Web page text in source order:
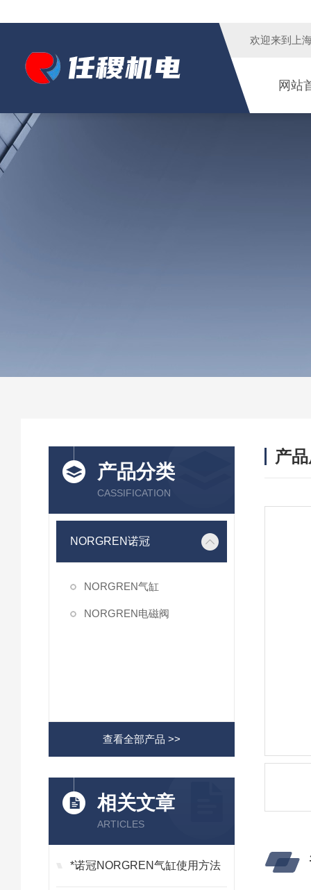
欢迎来到 上
网站
产品分类
CASSIFICATION
NORGREN诺冠
NORGREN气缸
NORGREN电磁阀
查看全部产品 >>
相关文章
ARTICLES
*诺冠NORGREN气缸使用方法
产